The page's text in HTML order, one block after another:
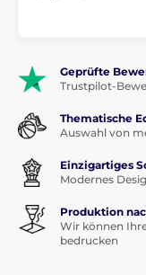
Geprüfte
Trustpilot-
Thematische
Auswahl von
Einzigartiges
Modernes
Produktion
Wir können
bedrucken